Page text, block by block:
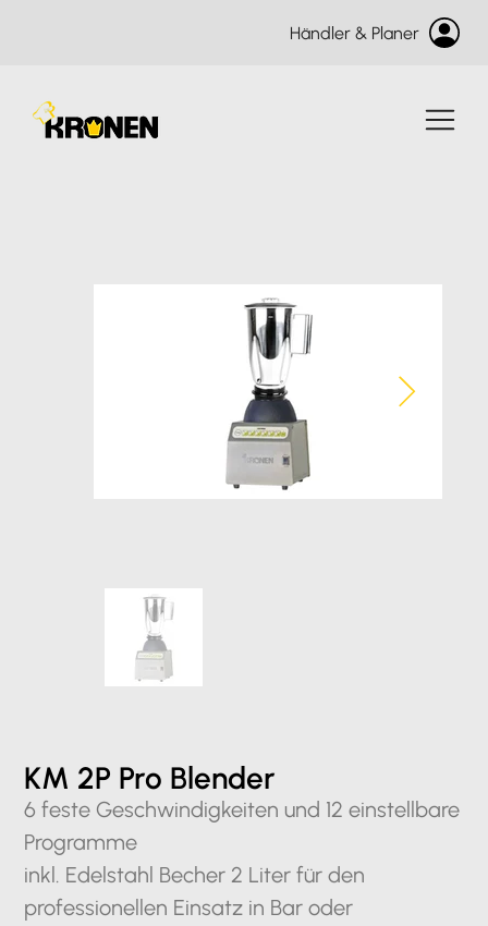
Händler & Planer
KM 2P Pro Blender
6 feste Geschwindigkeiten und 12 einstellbare
Programme
inkl. Edelstahl Becher 2 Liter für den
professionellen Einsatz in Bar oder